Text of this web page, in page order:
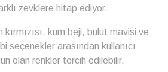
zevklere hitap ediyor.
kırmızısı, kum beji, bulut mavisi ve
seçenekler arasından kullanıcı
olan renkler tercih edilebilir.